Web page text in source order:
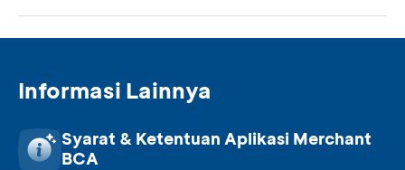
Informasi Lainnya
Syarat & Ketentuan Aplikasi Merchant
BCA